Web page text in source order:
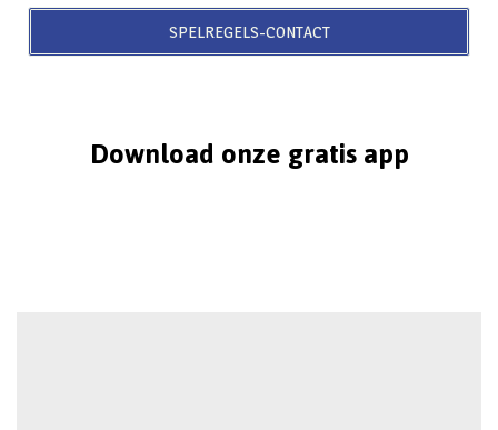
SPELREGELS-CONTACT
Download onze gratis app